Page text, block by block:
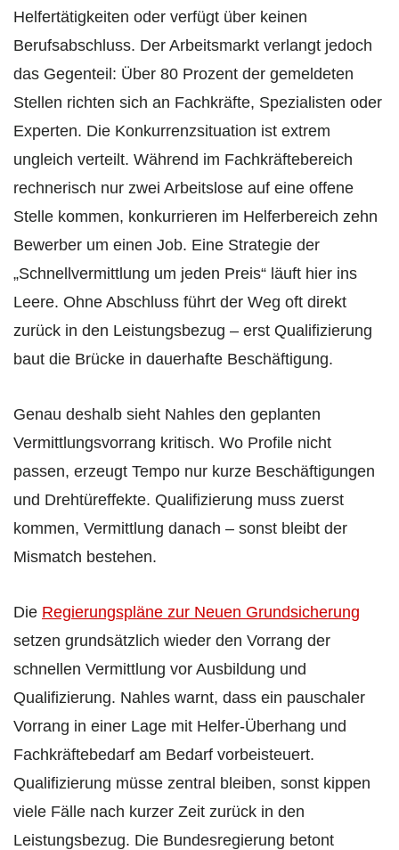
Helfertätigkeiten oder verfügt über keinen
Berufsabschluss. Der Arbeitsmarkt verlangt jedoch
das Gegenteil: Über 80 Prozent der gemeldeten
Stellen richten sich an Fachkräfte, Spezialisten oder
Experten. Die Konkurrenzsituation ist extrem
ungleich verteilt. Während im Fachkräftebereich
rechnerisch nur zwei Arbeitslose auf eine offene
Stelle kommen, konkurrieren im Helferbereich zehn
Bewerber um einen Job. Eine Strategie der
„Schnellvermittlung um jeden Preis“ läuft hier ins
Leere. Ohne Abschluss führt der Weg oft direkt
zurück in den Leistungsbezug – erst Qualifizierung
baut die Brücke in dauerhafte Beschäftigung.
Genau deshalb sieht Nahles den geplanten
Vermittlungsvorrang kritisch. Wo Profile nicht
passen, erzeugt Tempo nur kurze Beschäftigungen
und Drehtüreffekte. Qualifizierung muss zuerst
kommen, Vermittlung danach – sonst bleibt der
Mismatch bestehen.
Die Regierungspläne zur Neuen Grundsicherung
setzen grundsätzlich wieder den Vorrang der
schnellen Vermittlung vor Ausbildung und
Qualifizierung. Nahles warnt, dass ein pauschaler
Vorrang in einer Lage mit Helfer-Überhang und
Fachkräftebedarf am Bedarf vorbeisteuert.
Qualifizierung müsse zentral bleiben, sonst kippen
viele Fälle nach kurzer Zeit zurück in den
Leistungsbezug. Die Bundesregierung betont